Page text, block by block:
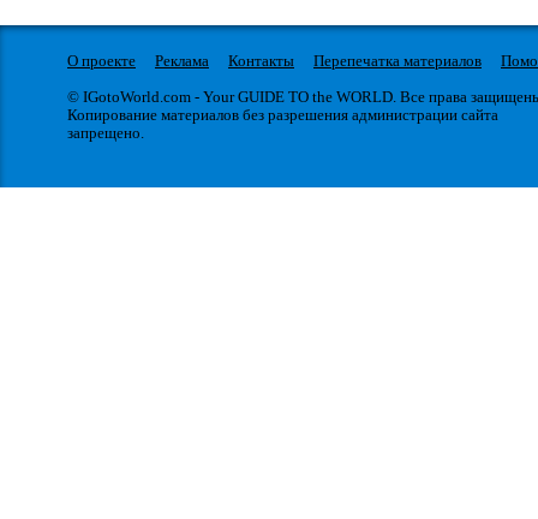
О проекте Реклама Контакты Перепечатка материалов
© IGotoWorld.com - Your GUIDE TO the WORLD. Все права
Копирование материалов без разрешения администрации сайта
запрещено.